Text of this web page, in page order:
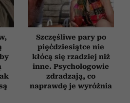
Szczęśliwe pary po
pięćdziesiątce nie
kłócą się rzadziej niż
inne. Psychologowie
zdradzają, co
naprawdę je wyróżnia